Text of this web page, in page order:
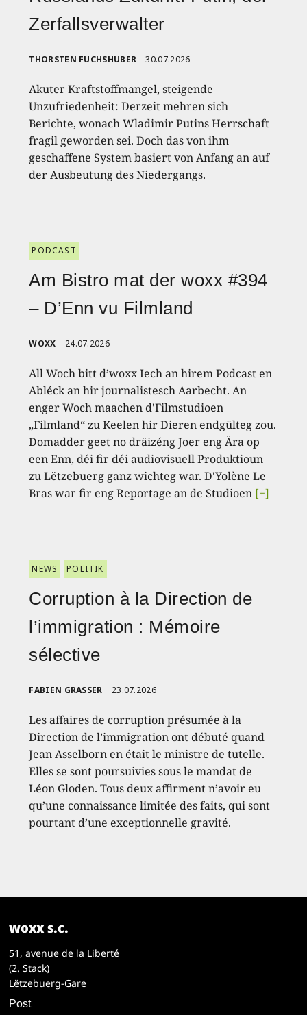
Zerfallsverwalter
THORSTEN FUCHSHUBER 30.07.2026
Akuter Kraftstoffmangel, steigende
Unzufriedenheit: Derzeit mehren sich
Berichte, wonach Wladimir Putins Herrschaft
fragil geworden sei. Doch das von ihm
geschaffene System basiert von Anfang an auf
der Ausbeutung des Niedergangs.
PODCAST
Am Bistro mat der woxx #394
– D’Enn vu Filmland
WOXX 24.07.2026
All Woch bitt d’woxx Iech an hirem Podcast en
Abléck an hir journalistesch Aarbecht. An
enger Woch maachen d'Filmstudioen
„Filmland“ zu Keelen hir Dieren endgülteg zou.
Domadder geet no dräizéng Joer eng Ära op
een Enn, déi fir déi audiovisuell Produktioun
zu Lëtzebuerg ganz wichteg war. D'Yolène Le
Bras war fir eng Reportage an de Studioen [+]
NEWS POLITIK
Corruption à la Direction de
l’immigration : Mémoire
sélective
FABIEN GRASSER 23.07.2026
Les affaires de corruption présumée à la
Direction de l’immigration ont débuté quand
Jean Asselborn en était le ministre de tutelle.
Elles se sont poursuivies sous le mandat de
Léon Gloden. Tous deux affirment n’avoir eu
qu’une connaissance limitée des faits, qui sont
pourtant d’une exceptionnelle gravité.
woxx s.c.
51, avenue de la Liberté
(2. Stack)
Lëtzebuerg-Gare
Post